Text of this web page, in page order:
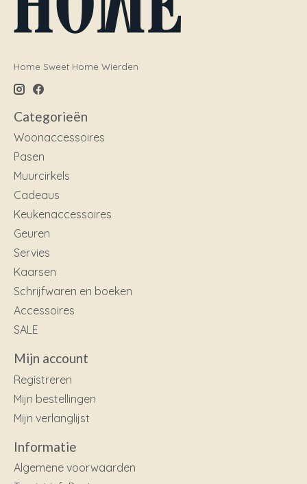
Home Sweet Home Wierden
Categorieën
Woonaccessoires
Pasen
Muurcirkels
Cadeaus
Keukenaccessoires
Geuren
Servies
Kaarsen
Schrijfwaren en boeken
Accessoires
SALE
Mijn account
Registreren
Mijn bestellingen
Mijn verlanglijst
Informatie
Algemene voorwaarden